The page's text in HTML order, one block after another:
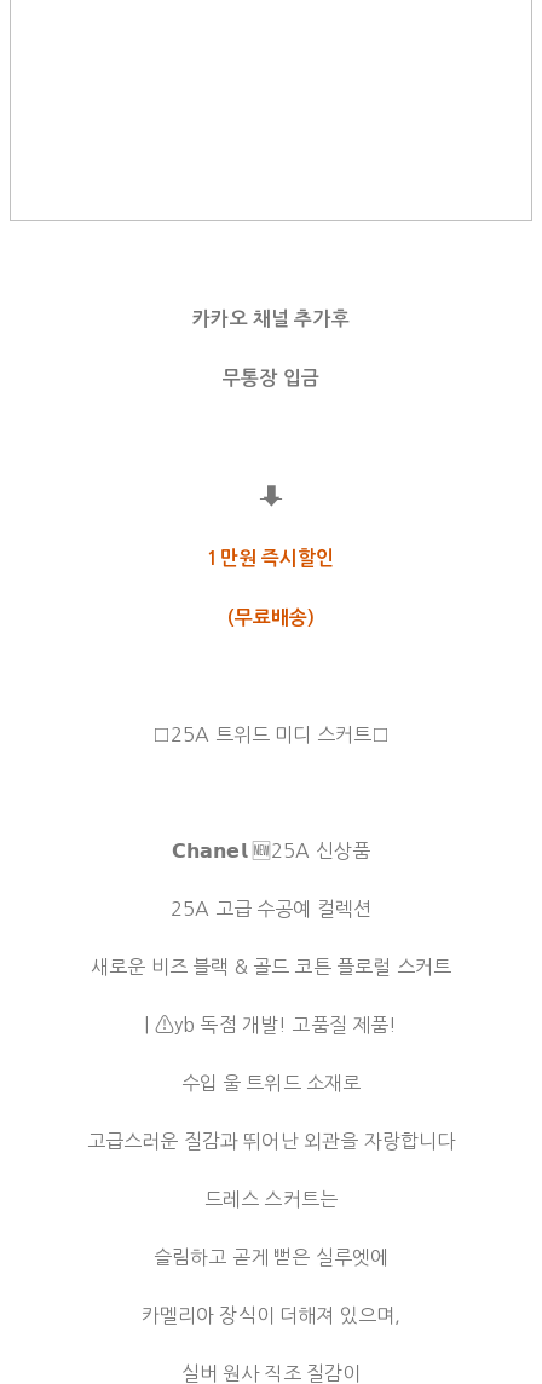
카카오 채널 추가후
무통장 입금
⬇
1만원 즉시할인
(무료배송)
□25A 트위드 미디 스커트□
𝗖𝗵𝗮𝗻𝗲𝗹 🆕25A 신상품
25A 고급 수공예 컬렉션
새로운 비즈 블랙 & 골드 코튼 플로럴 스커트
| ⚠yb 독점 개발! 고품질 제품!
수입 울 트위드 소재로
고급스러운 질감과 뛰어난 외관을 자랑합니다
드레스 스커트는
슬림하고 곧게 뻗은 실루엣에
카멜리아 장식이 더해져 있으며,
실버 원사 직조 질감이